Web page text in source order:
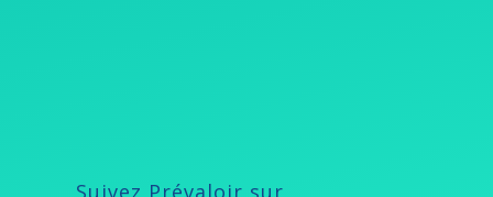
Suivez Prévaloir sur